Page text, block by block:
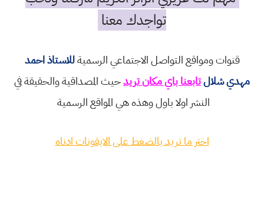
تواجدك معنا
قنوات ومواقع التواصل الاجتماعي الرسميةللاستاذ احمد
مهدي شلالتابعنا باي مكان تريدحيث المصداقية والحقيقة في
النشر اولا باول وهذه هي المواقع الرسمية
اختر ما تريد بالضغط على الايقونات ادناه